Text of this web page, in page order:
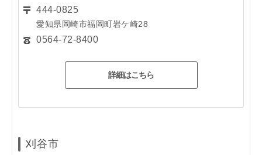
444-0825
愛知県岡崎市福岡町岩ケ崎28
0564-72-8400
詳細はこちら
刈谷市